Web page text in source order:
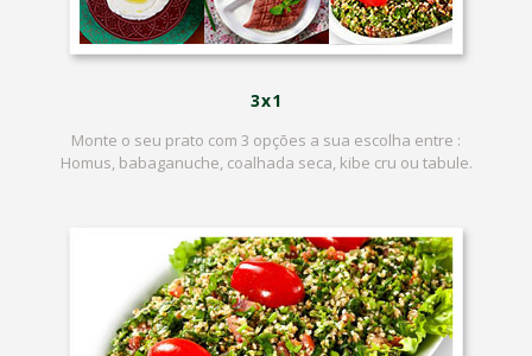
3x1
Monte o seu prato com 3 opções a sua escolha entre :
Homus, babaganuche, coalhada seca, kibe cru ou tabule.